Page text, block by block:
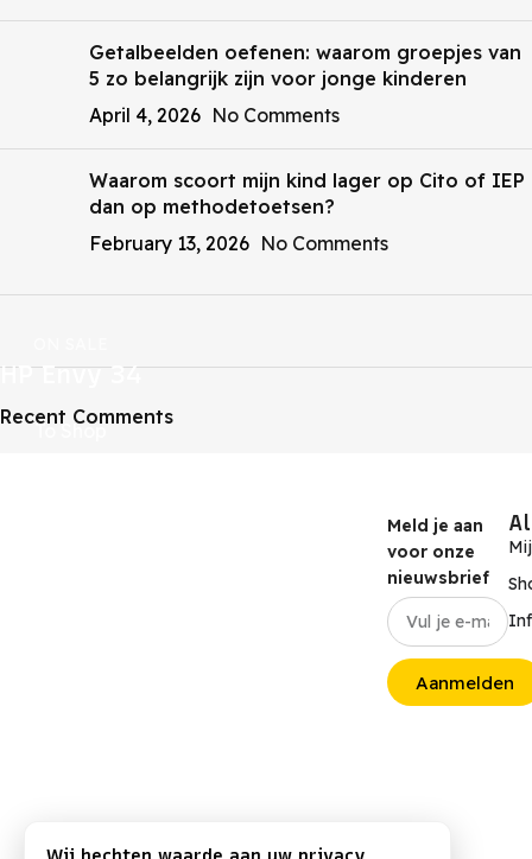
Getalbeelden oefenen: waarom groepjes van
5 zo belangrijk zijn voor jonge kinderen
April 4, 2026 No Comments
Waarom scoort mijn kind lager op Cito of IEP
dan op methodetoetsen?
February 13, 2026 No Comments
HP Envy 34
To Shop
Recent Comments
Meld je aan
voor onze
nieuwsbrief
Aanmelden